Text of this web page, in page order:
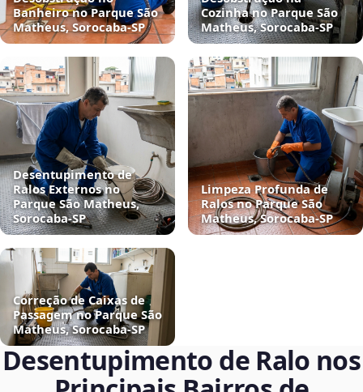
Banheiro no Parque São
Matheus, Sorocaba‑SP
Cozinha no Parque São
Matheus, Sorocaba‑SP
Desentupimento de
Ralos Externos no
Parque São Matheus,
Sorocaba‑SP
Limpeza Profunda de
Ralos no Parque São
Matheus, Sorocaba‑SP
Correção de Caixas de
Passagem no Parque São
Matheus, Sorocaba‑SP
Desentupimento de Ralo nos